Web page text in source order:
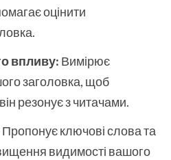
оцінити
впливу: Вимірює
заголовка, щоб
резонує з читачами.
Пропонує ключові слова та
видимості вашого